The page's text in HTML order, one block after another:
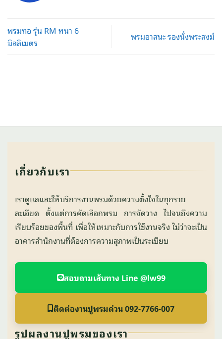
พรมทอ รุ่น RM หนา 6
มิลลิเมตร
พรมอาสนะ รองนั่งพระสงฆ์
เกี่ยวกับเรา
เราดูแลและให้บริการงานพรมด้วยความตั้งใจในทุกราย
ละเอียด ตั้งแต่การคัดเลือกพรม การจัดวาง ไปจนถึงความ
เรียบร้อยของพื้นที่ เพื่อให้เหมาะกับการใช้งานจริง ไม่ว่าจะเป็น
อาคารสำนักงานที่ต้องการความสุภาพเป็นระเบียบ
สอบถามเส้นทาง Line @lw99
ติดต่องานปูพรมด่วน 092-7766-007
รูปผลงานปูพรมของเรา